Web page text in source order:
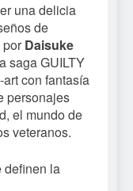
una delicia
de
Daisuke
saga GUILTY
con fantasía
personajes
el mundo de
veteranos.
definen la